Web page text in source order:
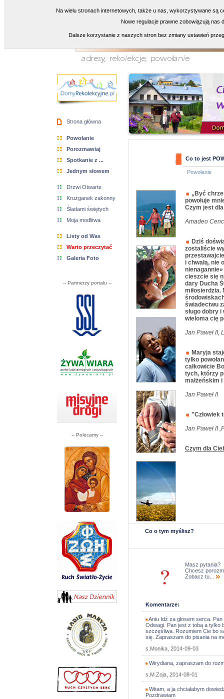
Strona główna
Powołanie
Porozmawiaj
Spotkanie z ...
Jednym słowem
Drzwi Otwarte
Krużganek zakonny
Śladami świętych
Moja modlitwa
Listy od Was
Warto przeczytać
Galeria Foto
-- Partnerzy portalu --
-- Polecamy --
Co to jest
Powołanie
„Być
powołuje
Czym jest
Amadeo
Dziś
zostaliście
i chwałą, nie
cieszcie się
dary Ducha
miłosierdzia.
świadectwu
sługo dobry
wieloma cię
Jan Paweł II,
Maryja
tylko
całkowicie
tych, którzy
małżeńskim
Jan Paweł II
"Człowiek
Jan Paweł II
Czym dla
Co o tym myślisz?
Masz pytania?
Chcesz
Zobacz tu...
Komentarze:
Aniu Idź za głosem serca.
Odwagi. Pan jest z tobą a tylko
szczęśliwa. Rozumiem Cie bo
się. Zapraszam do pisania na
s.Monika, 2014-09-03
Wirydiana, zapraszam do
s.M.Zoja, 2014-08-01
Witam, a ja chciałabym
Pozdrawiam
Na wielu stronach internetowych, także u nas, wykorzystywane są
Nowe regulacje prawne zobowiązują nas
Dalsze korzystanie z naszych stron bez zmiany ustawień